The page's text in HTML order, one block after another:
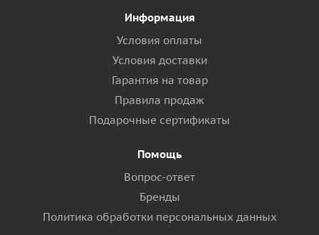
Информация
Условия оплаты
Условия доставки
Гарантия на товар
Правила продаж
Подарочные сертификаты
Помощь
Вопрос-ответ
Бренды
Политика обработки персональных данных